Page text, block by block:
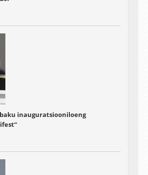
inauguratsiooniloeng